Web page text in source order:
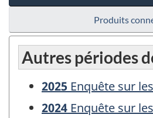
Produits
Autres périodes
2025 Enquête sur
2024 Enquête sur